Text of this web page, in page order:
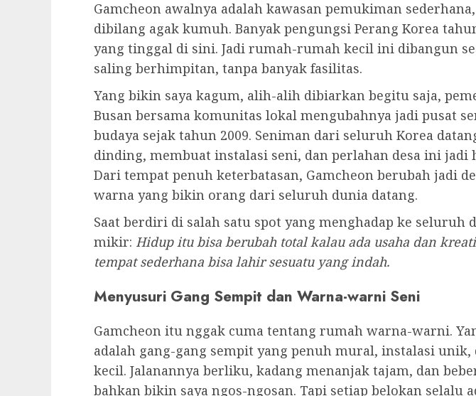
Busnya sempit, jalannya nanjak, belok-belok tajam kayak
halaman saya waktu mudik. Saya sempat beberapa kali
kursi karena takut kejedot kaca. Tapi justru itulah yang
perjalanannya berkesan. Begitu sampai di pintu masuk
langsung disambut tulisan besarGamcheon Culture
warna mencolok. Dari situ, mata saya langsung dimanjakan
pemandangan rumah-rumah berwarna pastel yang
di bukit, kayak lego raksasa.
Sejarah Singkat yang Membuat Saya Merenung
Sebelum muter-muter lebih jauh, saya sempat baca papan
gerbang. Ternyata desa ini dulunya bukan tempat wisata
Gamcheon awalnya adalah kawasan pemukiman sederhana,
yang tinggal di sini. Jadi rumah-rumah kecil ini dibangun
Yang bikin saya kagum, alih-alih dibiarkan begitu saja,
Busan bersama komunitas lokal mengubahnya jadi pusat
budaya sejak tahun 2009. Seniman dari seluruh Korea